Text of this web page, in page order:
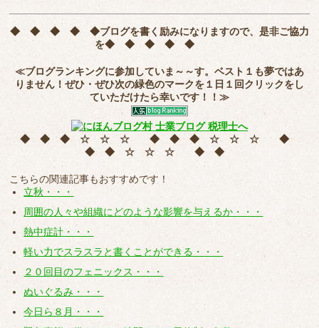
◆ ◆ ◆ ◆ ◆ブログを書く励みになりますので、是非ご協力
を◆ ◆ ◆ ◆ ◆
≪ブログランキングに参加していま～～す。ベスト１も夢ではあ
りません！ぜひ・ぜひ次の緑色のマークを１日１回クリックをし
ていただけたら幸いです！！≫
◆ ◆ ◆ ☆ ☆ ☆ ◆ ◆ ◆ ☆ ☆ ☆ ◆
◆ ◆ ☆ ☆ ☆ ◆ ◆
こちらの関連記事もおすすめです！
立秋・・・
周囲の人々や組織にどのような影響を与えるか・・・
熱中症計・・・
軽い力でスラスラと書くことができる・・・
２０回目のフェニックス・・・
ぬいぐるみ・・・
今日ら８月・・・